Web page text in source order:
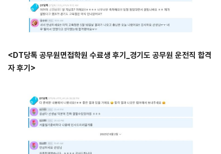
<DT당톡 공무원면접학원 수료생 후기_경기도 공무원 운전직 합격
자 후기>